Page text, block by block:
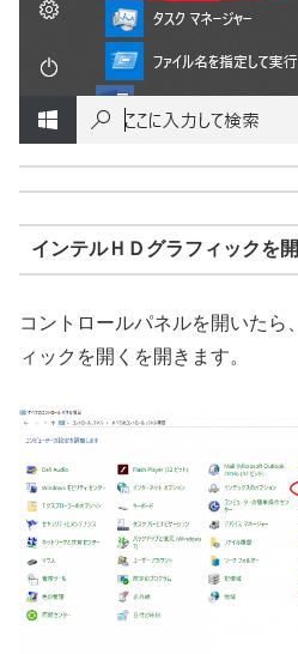
インテルＨＤグラフィックを開
コントロールパネルを開いたら
ィックを開くを開きます。